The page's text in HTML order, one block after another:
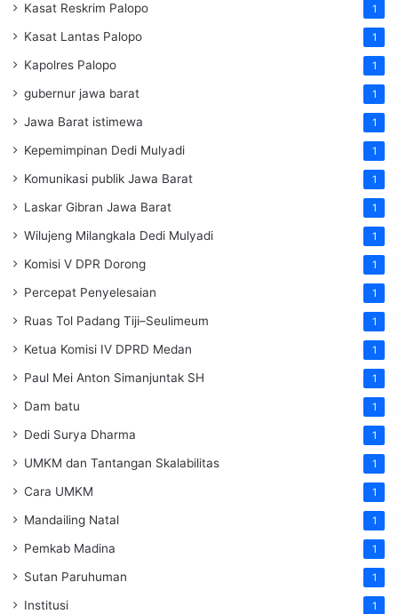
Kasat Reskrim Palopo 1
Kasat Lantas Palopo 1
Kapolres Palopo 1
gubernur jawa barat 1
Jawa Barat istimewa 1
Kepemimpinan Dedi Mulyadi 1
Komunikasi publik Jawa Barat 1
Laskar Gibran Jawa Barat 1
Wilujeng Milangkala Dedi Mulyadi 1
Komisi V DPR Dorong 1
Percepat Penyelesaian 1
Ruas Tol Padang Tiji–Seulimeum 1
Ketua Komisi IV DPRD Medan 1
Paul Mei Anton Simanjuntak SH 1
Dam batu 1
Dedi Surya Dharma 1
UMKM dan Tantangan Skalabilitas 1
Cara UMKM 1
Mandailing Natal 1
Pemkab Madina 1
Sutan Paruhuman 1
Institusi 1